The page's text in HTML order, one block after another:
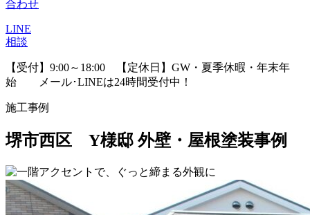
合わせ
LINE
相談
【受付】9:00～18:00 【定休日】GW・夏季休暇・年末年
始 メール･LINEは24時間受付中！
施工事例
堺市西区 Y様邸 外壁・屋根塗装事例